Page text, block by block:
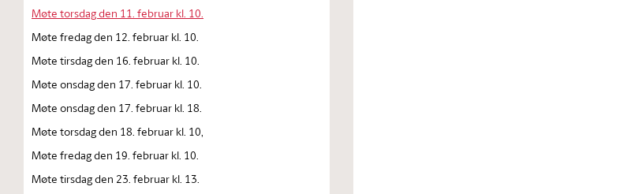
Møte torsdag den 11. februar kl. 10.
Møte fredag den 12. februar kl. 10.
Møte tirsdag den 16. februar kl. 10.
Møte onsdag den 17. februar kl. 10.
Møte onsdag den 17. februar kl. 18.
Møte torsdag den 18. februar kl. 10,
Møte fredag den 19. februar kl. 10.
Møte tirsdag den 23. februar kl. 13.